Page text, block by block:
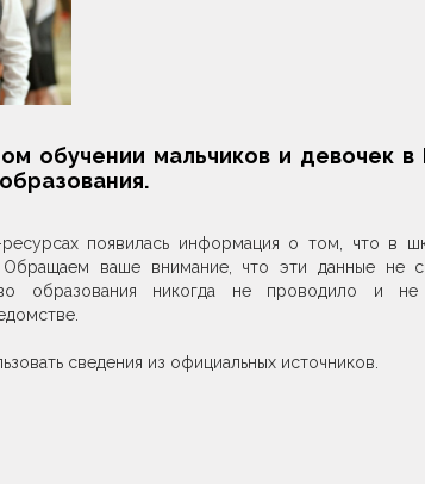
обучении мальчиков и девочек
появилась информация о том, что в
ваше внимание, что эти данные не
образования никогда не проводило и не
сведения из официальных источников.